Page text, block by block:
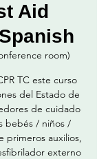
Aid
room)
TC este curso
del Estado de
de cuidado
bebés / niños /
primeros auxilios,
externo